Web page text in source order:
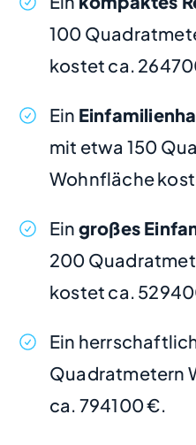
100
kostet ca.
Ein
mit etwa 150
Wohnfläche
Ein großes
200
kostet ca.
Ein
Quadratmetern
ca. 794100 €.